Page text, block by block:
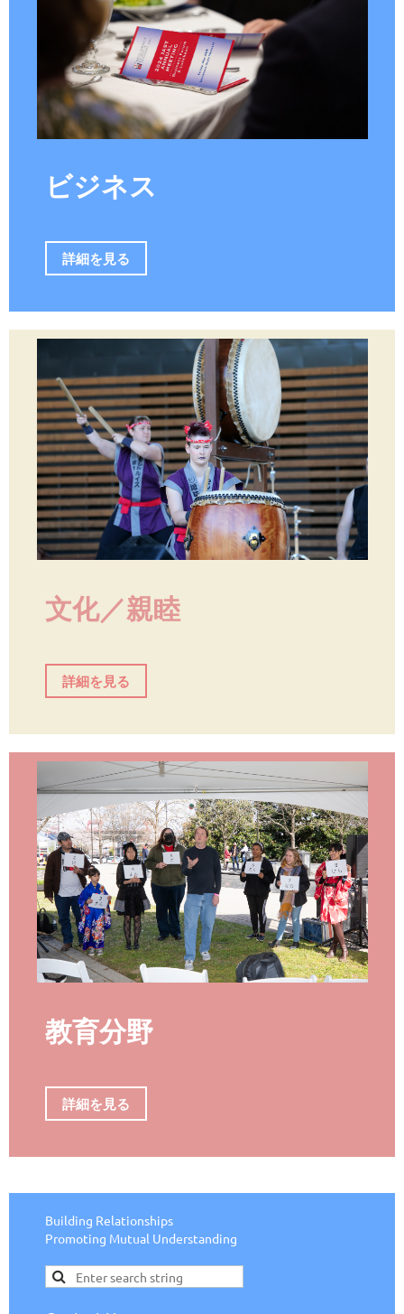
ビジネス
詳細を見る
文化／親睦
詳細を見る
教育分野
詳細を見る
Building Relationships
Promoting Mutual Understanding